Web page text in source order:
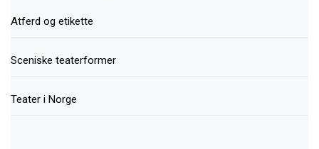
Atferd og etikette
Sceniske teaterformer
Teater i Norge